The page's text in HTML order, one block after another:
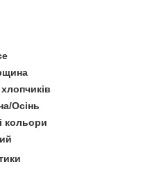
Осінь
кольори